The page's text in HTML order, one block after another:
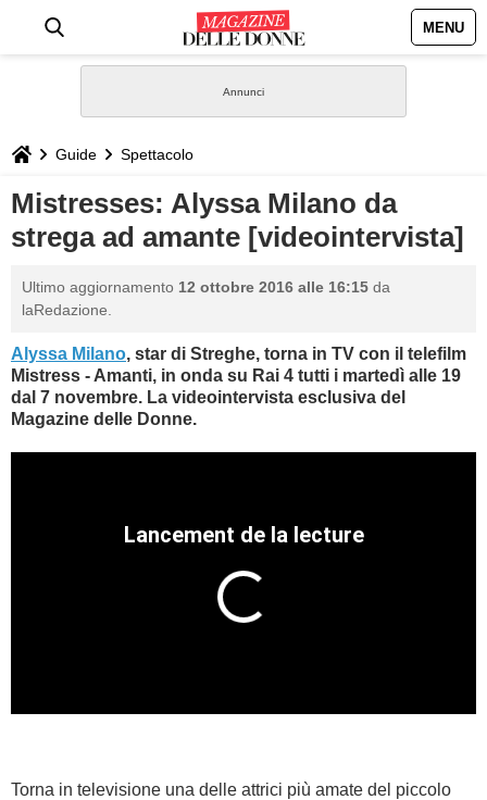
MENU
STILE
BIOGRAFIE
DEFINIZIONI
GASTRONOMIA
CAPELLI
Guide Spettacolo
Mistresses: Alyssa Milano da
strega ad amante [videointervista]
Ultimo aggiornamento 12 ottobre 2016 alle 16:15 da
laRedazione.
Alyssa Milano, star di Streghe, torna in TV con il telefilm
Mistress - Amanti, in onda su Rai 4 tutti i martedì alle 19
dal 7 novembre. La videointervista esclusiva del
Magazine delle Donne.
Torna in televisione una delle attrici più amate del piccolo